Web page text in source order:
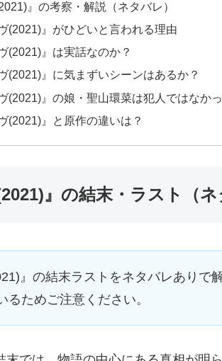
』の考察・解説（ネタバレ）
(2021)』がひどいと言われる理由
(2021)』は実話なのか？
(2021)』に気まずいシーンはあるか？
(2021)』の娘・聖山環菜は犯人ではなか
(2021)』と原作の違いは？
』の結末・ラスト（ネ
』の結末ラストをネタバレありで
ためご注意ください。